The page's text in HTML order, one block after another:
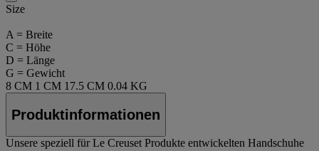
Size
A = Breite
C = Höhe
D = Länge
G = Gewicht
8 CM 1 CM 17.5 CM 0.04 KG
Produktinformationen
Unsere speziell für Le Creuset Produkte entwickelten Handschuhe